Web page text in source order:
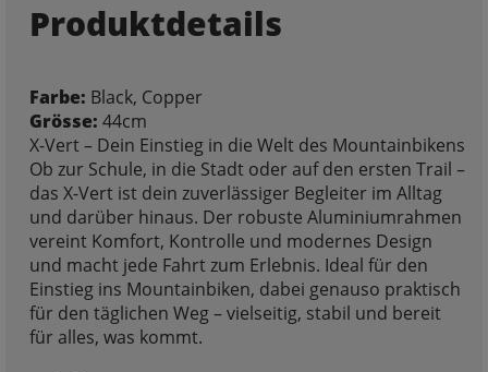
Produktdetails
Farbe: Black, Copper
Grösse: 44cm
X-Vert – Dein Einstieg in die Welt des Mountainbikens
Ob zur Schule, in die Stadt oder auf den ersten Trail –
das X-Vert ist dein zuverlässiger Begleiter im Alltag
und darüber hinaus. Der robuste Aluminiumrahmen
vereint Komfort, Kontrolle und modernes Design
und macht jede Fahrt zum Erlebnis. Ideal für den
Einstieg ins Mountainbiken, dabei genauso praktisch
für den täglichen Weg – vielseitig, stabil und bereit
für alles, was kommt.